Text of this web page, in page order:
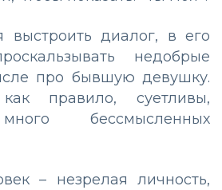
выстроить диалог, в его
недобрые
про бывшую девушку.
правило, суетливы,
бессмысленных
– незрелая личность,